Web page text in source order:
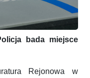
bada miejsce
Rejonowa w